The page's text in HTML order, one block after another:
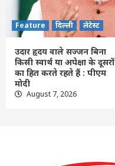
Feature दिल्ली लेटेस्ट
उदार हृदय वाले सज्जन बिना
किसी स्वार्थ या अपेक्षा के दूसरों
का हित करते रहते हैं : पीएम
मोदी
August 7, 2026